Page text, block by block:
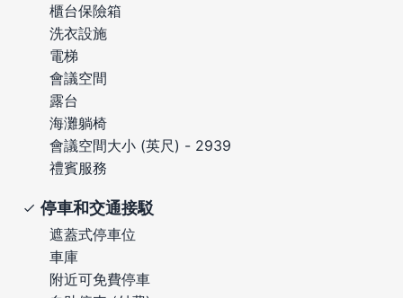
櫃台保險箱
洗衣設施
電梯
會議空間
露台
海灘躺椅
會議空間大小 (英尺) - 2939
禮賓服務
停車和交通接駁
遮蓋式停車位
車庫
附近可免費停車